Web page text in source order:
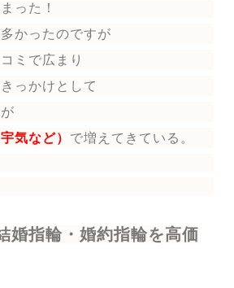
った！
かったのですが
ミで広まり
きっかけとして
が
気など） で増えてきている。
婚指輪・婚約指輪を高価